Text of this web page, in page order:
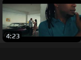
4:23